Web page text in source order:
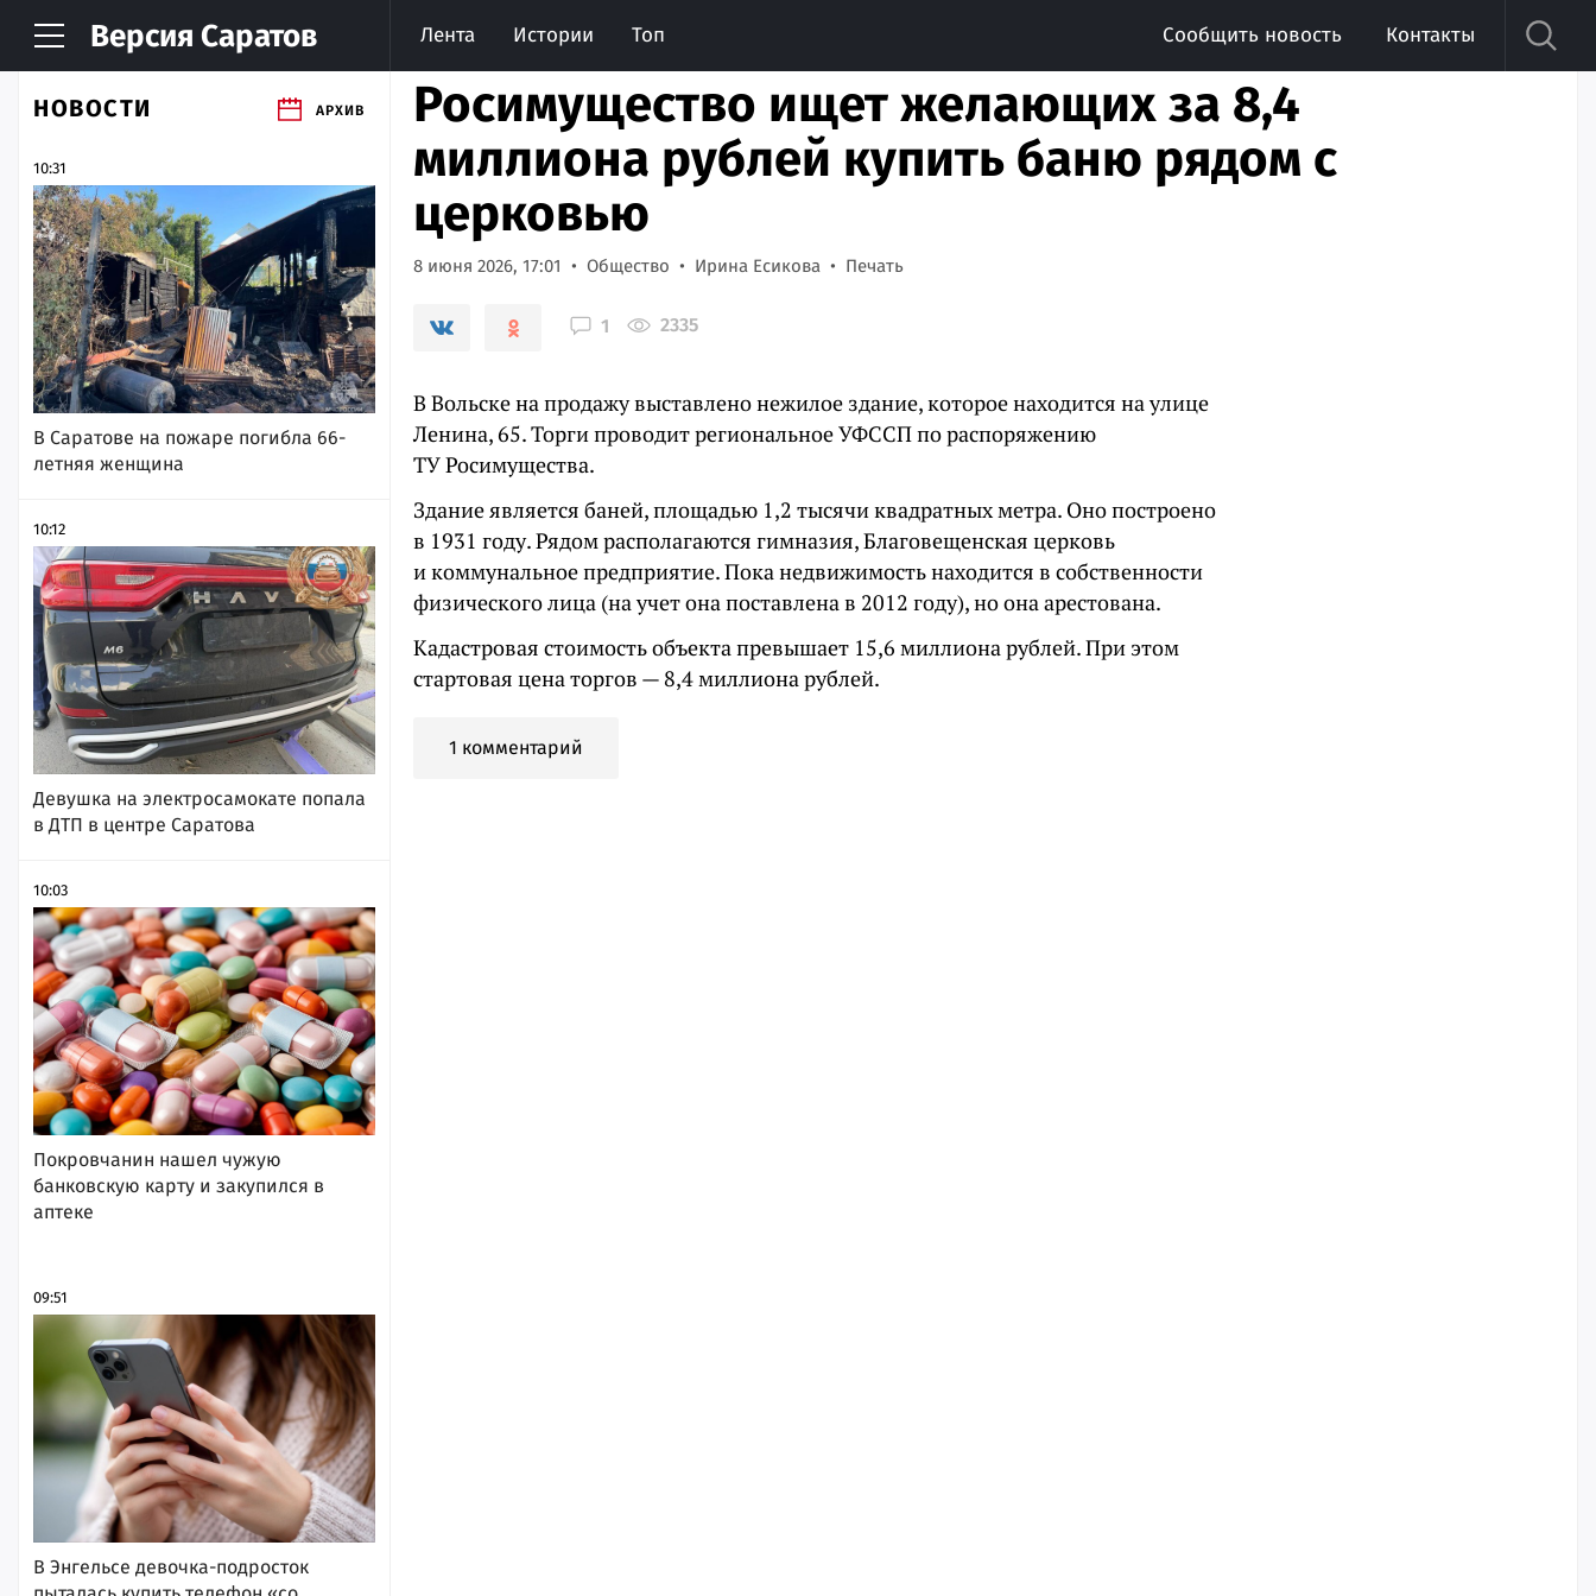
Версия Саратов Лента Истории Топ Сообщить новость Контакты
НОВОСТИ АРХИВ
10:31
В Саратове на пожаре погибла 66-
летняя женщина
10:12
Девушка на электросамокате попала
в ДТП в центре Саратова
10:03
Покровчанин нашел чужую
банковскую карту и закупился в
аптеке
09:51
В Энгельсе девочка-подросток
Росимущество ищет желающих за 8,4
миллиона рублей купить баню рядом с
церковью
8 июня 2026, 17:01 Общество Ирина Есикова Печать
1 2335
В Вольске на продажу выставлено нежилое здание, которое находится на улице
Ленина, 65. Торги проводит региональное УФССП по распоряжению
ТУ Росимущества.
Здание является баней, площадью 1,2 тысячи квадратных метра. Оно построено
в 1931 году. Рядом располагаются гимназия, Благовещенская церковь
и коммунальное предприятие. Пока недвижимость находится в собственности
физического лица (на учет она поставлена в 2012 году), но она арестована.
Кадастровая стоимость объекта превышает 15,6 миллиона рублей. При этом
стартовая цена торгов — 8,4 миллиона рублей.
1 комментарий